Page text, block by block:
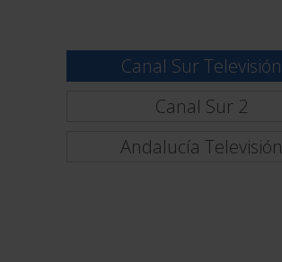
Canal Sur Televisión
Canal Sur 2
Andalucía Televisión